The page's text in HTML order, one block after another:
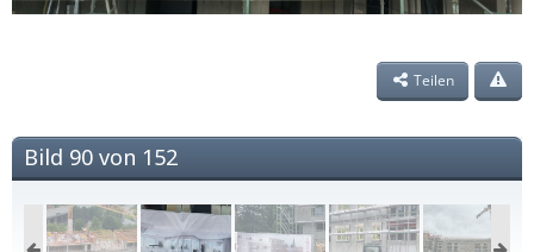
Teilen
Bild 90 von 152